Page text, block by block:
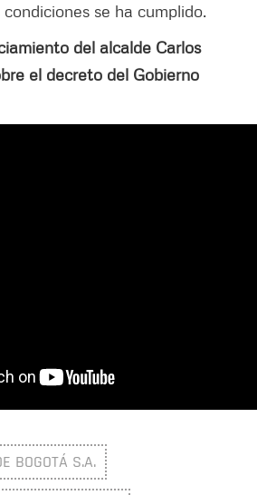
se ha cumplido.
del alcalde Carlos
el decreto del Gobierno
BOGOTÁ S.A.